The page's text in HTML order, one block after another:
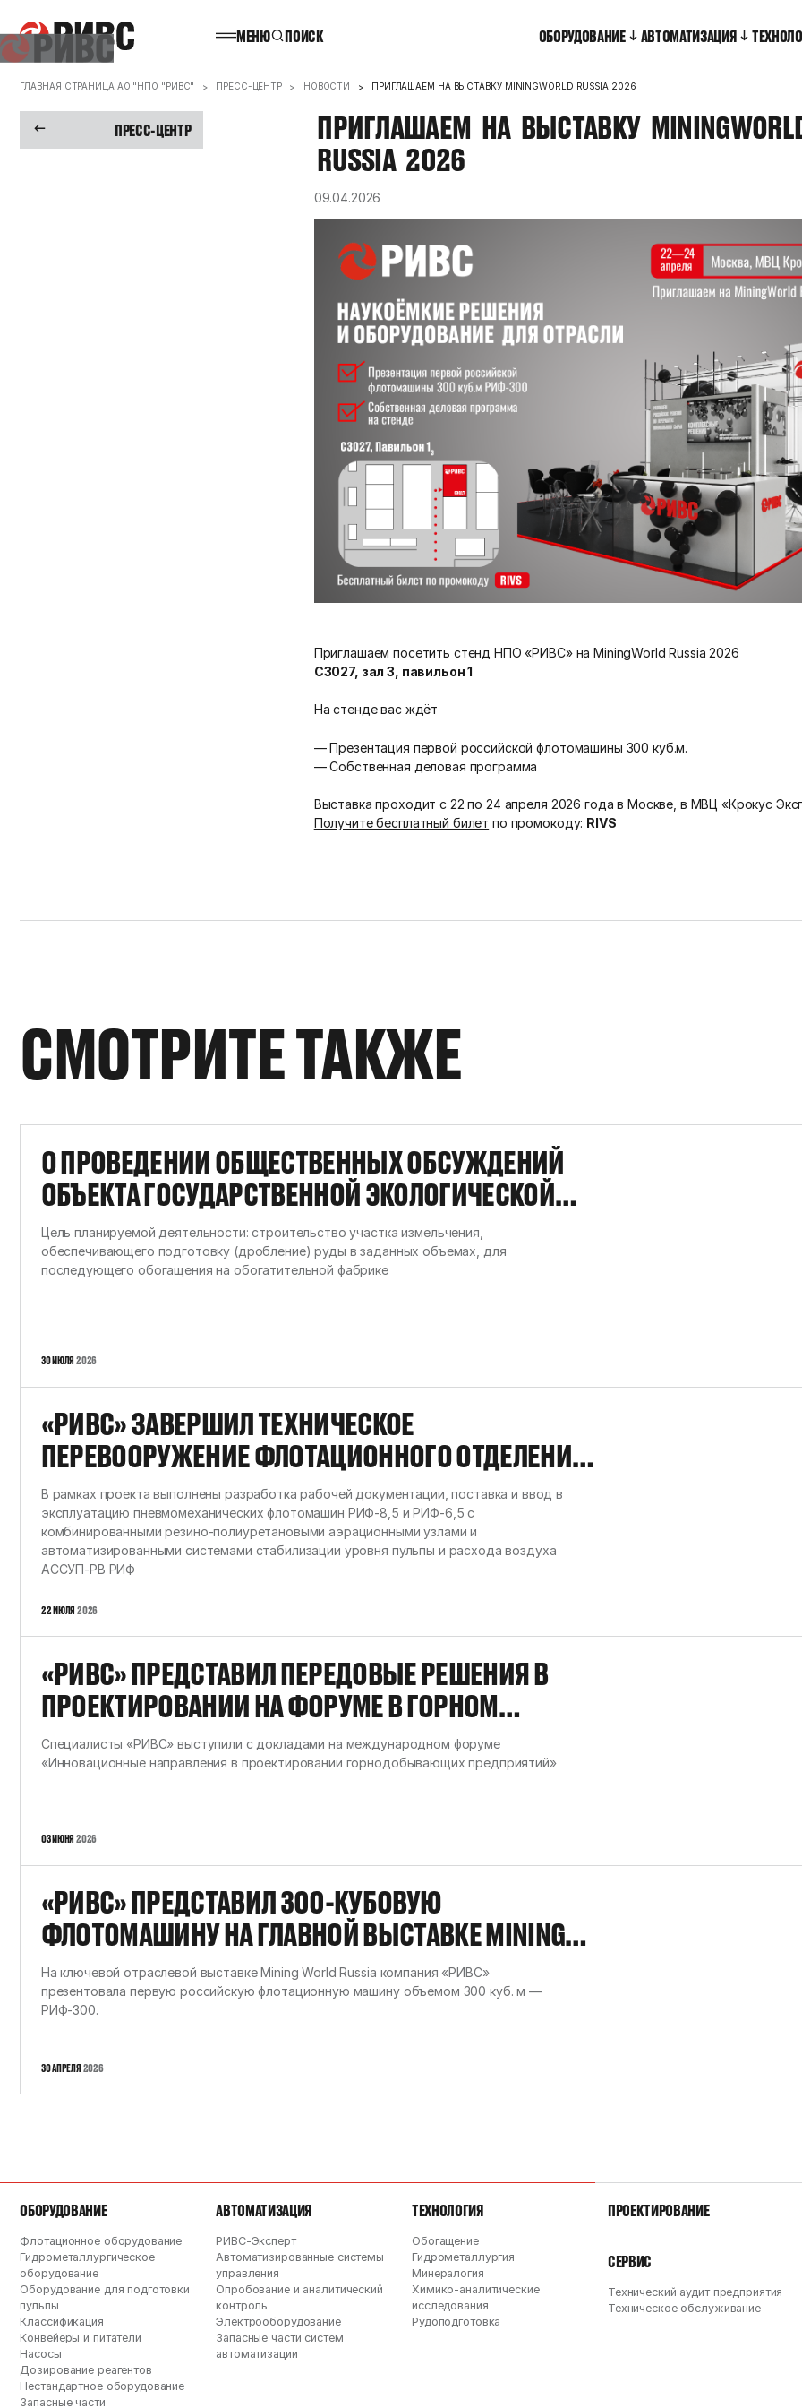
МЕНЮ ПОИСК ОБОРУДОВАНИЕ АВТОМАТИЗАЦИЯ
ГЛАВНАЯ СТРАНИЦА АО "НПО "РИВС" ПРЕСС-ЦЕНТР НОВОСТИ ПРИГЛАШАЕМ НА ВЫСТАВКУ MININGWORLD RUSSIA 2026
ПРЕСС-ЦЕНТР ПРИГЛАШАЕМ НА ВЫСТАВКУ
RUSSIA 2026
09.04.2026
Приглашаем посетить стенд НПО «РИВС» на MiningWorld Russiа 2026
С3027, зал 3, павильон 1
На стенде вас ждёт
— Презентация первой российской флотомашины 300 куб.м.
— Собственная деловая программа
Выставка проходит с 22 по 24 апреля 2026 года в Москве, в МВЦ «Крокус
Получите бесплатный билет по промокоду: RIVS
СМОТРИТЕ ТАКЖЕ
О ПРОВЕДЕНИИ ОБЩЕСТВЕННЫХ ОБСУЖДЕНИЙ
ОБЪЕКТА ГОСУДАРСТВЕННОЙ ЭКОЛОГИЧЕСКОЙ
ЭКСПЕРТИЗЫ: ПРОЕКТНАЯ ДОКУМЕНТАЦИЯ
«ОБОГАТИТЕЛЬНАЯ ФАБРИКА АО «СИБАЙСКИЙ
ВОЗДЕЙСТВИЯ НА ОКРУЖАЮЩУЮ СРЕДУ
Цель планируемой деятельности: строительство участка измельчения,
обеспечивающего подготовку (дробление) руды в заданных объемах, для
последующего обогащения на обогатительной фабрике
30 ИЮЛЯ 2026
«РИВС» ЗАВЕРШИЛ ТЕХНИЧЕСКОЕ
ПЕРЕВООРУЖЕНИЕ ФЛОТАЦИОННОГО ОТДЕЛЕНИЯ
ДЛЯ АММК
В рамках проекта выполнены разработка рабочей документации, поставка и ввод в
эксплуатацию пневмомеханических флотомашин РИФ-8,5 и РИФ-6,5 с
комбинированными резино-полиуретановыми аэрационными узлами и
автоматизированными системами стабилизации уровня пульпы и расхода воздуха
АССУП-РВ РИФ
22 ИЮЛЯ 2026
«РИВС» ПРЕДСТАВИЛ ПЕРЕДОВЫЕ РЕШЕНИЯ В
ПРОЕКТИРОВАНИИ НА ФОРУМЕ В ГОРНОМ
УНИВЕРСИТЕТЕ
Специалисты «РИВС» выступили с докладами на международном форуме
«Инновационные направления в проектировании горнодобывающих предприятий»
03 ИЮНЯ 2026
«РИВС» ПРЕДСТАВИЛ 300-КУБОВУЮ
ФЛОТОМАШИНУ НА ГЛАВНОЙ ВЫСТАВКЕ MINING
WORLD RUSSIA
На ключевой отраслевой выставке Mining World Russia компания «РИВС»
презентовала первую российскую флотационную машину объемом 300 куб. м —
РИФ-300.
30 АПРЕЛЯ 2026
ОБОРУДОВАНИЕ
Флотационное оборудование
Гидрометаллургическое
оборудование
Оборудование для подготовки
пульпы
Классификация
Конвейеры и питатели
Насосы
Дозирование реагентов
Нестандартное оборудование
Запасные части
АВТОМАТИЗАЦИЯ
РИВС-Эксперт
Автоматизированные системы
управления
Опробование и аналитический
контроль
Электрооборудование
Запасные части систем
автоматизации
ТЕХНОЛОГИЯ
Обогащение
Гидрометаллургия
Минералогия
Химико-аналитические
исследования
Рудоподготовка
ПРОЕКТИРОВАНИЕ
СЕРВИС
Технический аудит предприятия
Техническое обслуживание